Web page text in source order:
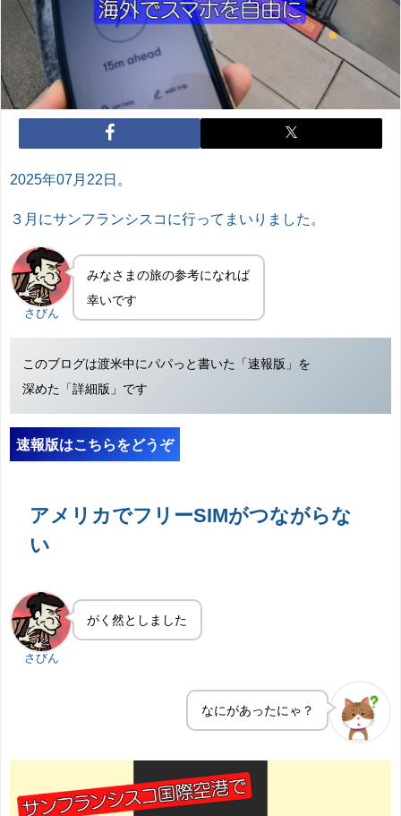
2025年07月22日。
３月にサンフランシスコに行ってまいりました。
さびん
みなさまの旅の参考になれば
幸いです
このブログは渡米中にパパっと書いた「速報版」を
深めた「詳細版」です
速報版はこちらをどうぞ
アメリカでフリーSIMがつながらな
い
さびん
がく然としました
なにがあったにゃ？